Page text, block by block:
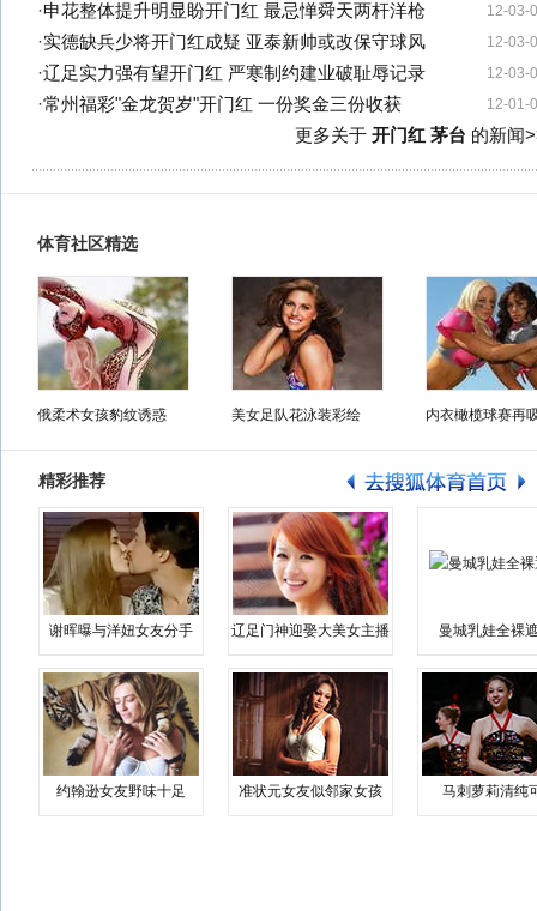
12-03-
·申花整体提升明显盼开门红 最忌惮舜天两杆洋枪
12-03-
·实德缺兵少将开门红成疑 亚泰新帅或改保守球风
12-03-
·辽足实力强有望开门红 严寒制约建业破耻辱记录
12-01-
·常州福彩"金龙贺岁"开门红 一份奖金三份收获
更多关于 开门红 茅台 的新闻
体育社区精选
俄柔术女孩豹纹诱惑 美女足队花泳装彩绘 内衣橄榄球赛再
精彩推荐
谢晖曝与洋妞女友分手 辽足门神迎娶大美女主播 曼城乳娃全裸
约翰逊女友野味十足 准状元女友似邻家女孩 马刺萝莉清纯